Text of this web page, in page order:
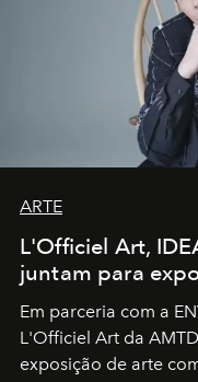
ARTE
L'Officiel Art,
juntam para
Em parceria com a
L'Officiel Art da
exposição de arte